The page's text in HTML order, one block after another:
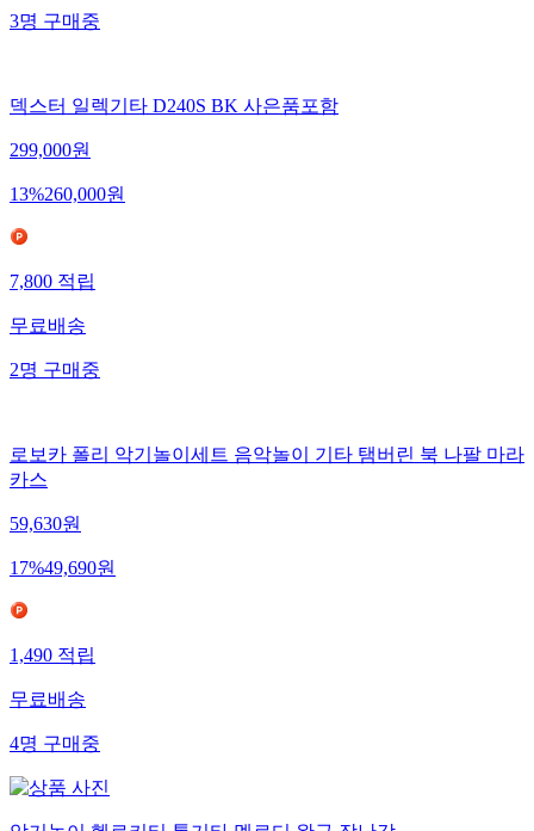
3명구매중
덱스터 일렉기타 D240S BK 사은품포함
299,000원
13%260,000원
7,800적립
무료배송
2명구매중
로보카 폴리 악기놀이세트 음악놀이 기타 탬버린 북 나팔 마라
카스
59,630원
17%49,690원
1,490적립
무료배송
4명구매중